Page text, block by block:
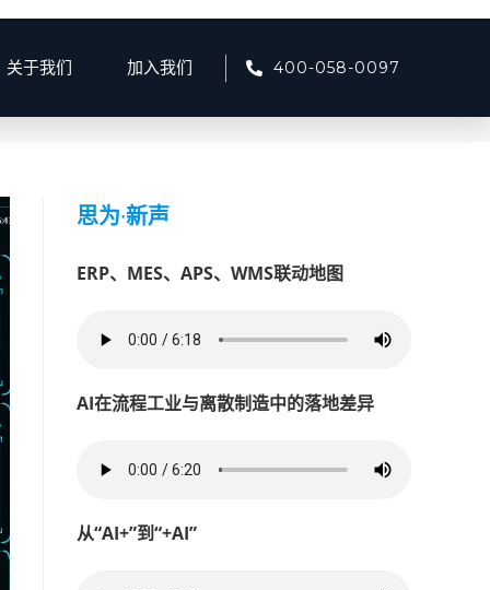
关于我们 加入我们 400-058-0097
2025 > 6月 > 16 > 第 3页
思为·新声
ERP、MES、APS、WMS联动地图
AI在流程工业与离散制造中的落地差异
从“AI+”到“+AI”